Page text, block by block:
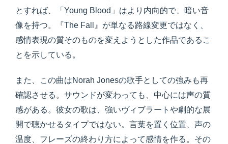
とすれば、「Young Blood」はより内向的で、暗い音
像を持つ。『The Fall』が単なる路線変更ではなく、
感情表現の質そのものを変えようとした作品であるこ
とを示している。
また、この曲はNorah Jonesの歌手としての強みも再
確認させる。サウンドが変わっても、中心には声の質
感がある。彼女の歌は、強いヴィブラートや劇的な展
開で聴かせるタイプではない。言葉を置く位置、声の
温度、フレーズの終わり方によって感情を作る。その